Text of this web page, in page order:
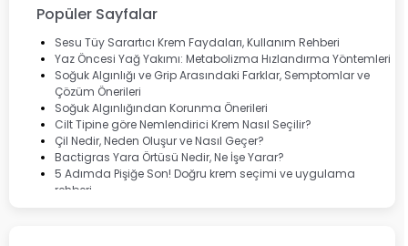
Lansinoh
Cebrolux
Dermoskin
Marvis
Rcfarma
Popüler Sayfalar
Sesu Tüy Sarartıcı Krem Faydaları, Kullanım Rehberi
Yaz Öncesi Yağ Yakımı: Metabolizma Hızlandırma Yöntemleri
Soğuk Algınlığı ve Grip Arasındaki Farklar, Semptomlar ve
Çözüm Önerileri
Soğuk Algınlığından Korunma Önerileri
Cilt Tipine göre Nemlendirici Krem Nasıl Seçilir?
Çil Nedir, Neden Oluşur ve Nasıl Geçer?
Bactigras Yara Örtüsü Nedir, Ne İşe Yarar?
5 Adımda Pişiğe Son! Doğru krem seçimi ve uygulama
rehberi